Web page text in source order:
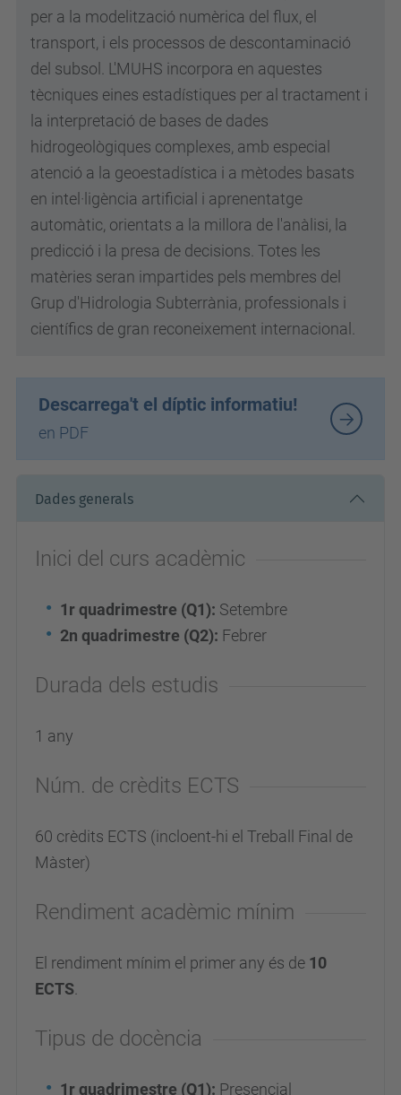
per a la modelització numèrica del flux, el
transport, i els processos de descontaminació
del subsol. L'MUHS incorpora en aquestes
tècniques eines estadístiques per al tractament i
la interpretació de bases de dades
hidrogeològiques complexes, amb especial
atenció a la geoestadística i a mètodes basats
en intel·ligència artificial i aprenentatge
automàtic, orientats a la millora de l'anàlisi, la
predicció i la presa de decisions. Totes les
matèries seran impartides pels membres del
Grup d'Hidrologia Subterrània, professionals i
científics de gran reconeixement internacional.
Descarrega't el díptic informatiu!
en PDF
Dades generals
Inici del curs acadèmic
1r quadrimestre (Q1): Setembre
2n quadrimestre (Q2): Febrer
Durada dels estudis
1 any
Núm. de crèdits ECTS
60 crèdits ECTS (incloent-hi el Treball Final de
Màster)
Rendiment acadèmic mínim
El rendiment mínim el primer any és de 10
ECTS
Tipus de docència
1r quadrimestre (Q1): Presencial